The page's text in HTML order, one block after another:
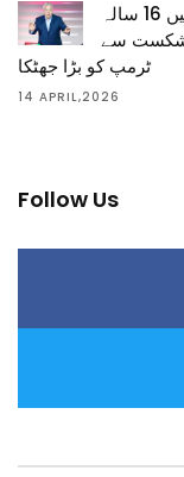
یورپ کی سیاست میں نیا موڑ: ہنگری میں 16 سالہ
شکست سے
ٹرمپ کو بڑا جھٹکا
14 APRIL,2026
Follow Us